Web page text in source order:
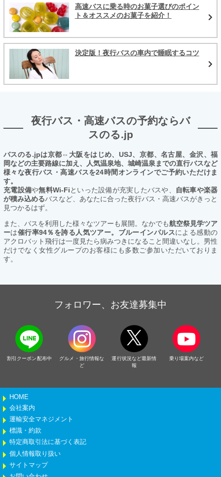
高速バスに乗る時のお菓子選びのポイン
ト＆オススメのお菓子を紹介！
決定版！夜行バスの車内で睡眠するコツ
夜行バス・高速バスの予約ならバ
スのる.jp
バスのる.jpは京都⇔大阪をはじめ、USJ、京都、名古屋、金沢、福
岡などの主要路線に加え、人気温泉地、城崎温泉までの直行バスなど
様々な夜行バス・高速バスを24時間オンラインでご予約いただけま
す。
充電設備や無料Wi-Fiといった設備が充実したバスや、
自転車や楽器
が積み込めるバスなど、あなたに合った夜行バス・高速バスがきっと
見つかるはず。
また、バスを利用した様々なツアーも展開。なかでも航空祭見学ツア
ーは催行率94％を誇る人気ツアー。ブルーインパルスによる感動の
アクロバット飛行は一度見たら病みつきになること間違いなし。男性
だけでなく女性グループのお客様にも多数ご参加いただいておりま
す。
フォロワー、お友達募集中
割引クーポン配布中
グルメ・旅行情報な
ど
運行状況など最新情
報
乗り場案内など
HOME
会社案内
運輸安全マネジメント
標識・約款
特定商取引法に基づく表記
個人情報取り扱い
サイトマップ